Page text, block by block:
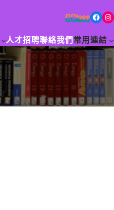
Facebook Instagram
人才招聘聯絡我們 常用連結